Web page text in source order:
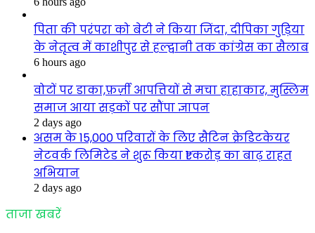
पिता की परंपरा को बेटी ने किया जिंदा, दीपिका गुड़िया
के नेतृत्व में काशीपुर से हल्द्वानी तक कांग्रेस का सैलाब
6 hours ago
वोटों पर डाका,फ़र्ज़ी आपत्तियों से मचा हाहाकार, मुस्लिम
समाज आया सड़कों पर सौंपा ज्ञापन
2 days ago
असम के 15,000 परिवारों के लिए सैटिन क्रेडिटकेयर
नेटवर्क लिमिटेड ने शुरू किया ₹1 करोड़ का बाढ़ राहत
अभियान
2 days ago
ताजा खबरें